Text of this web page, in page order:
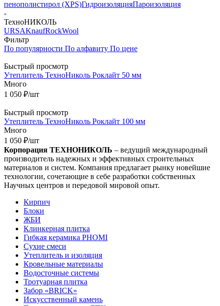
пенополистирол (XPS)ГидроизоляцияПароизоляция
-
ТехноНИКОЛЬ
URSAKnaufRockWool
Фильтр
По популярности По алфавиту По цене
Быстрый просмотр
Утеплитель ТехноНиколь Роклайт 50 мм
Много
1 050 ₽/шт
Быстрый просмотр
Утеплитель ТехноНиколь Роклайт 100 мм
Много
1 050 ₽/шт
Корпорация ТЕХНОНИКОЛЬ – ведущий международный
производитель надежных и эффективных строительных
материалов и систем. Компания предлагает рынку новейшие
технологии, сочетающие в себе разработки собственных
Научных центров и передовой мировой опыт.
Кирпич
Блоки
ЖБИ
Клинкерная плитка
Гибкая керамика PHOMI
Сухие смеси
Утеплитель и изоляция
Кровельные материалы
Водосточные системы
Тротуарная плитка
Забор «‎BRICK»‎
Искусственный камень